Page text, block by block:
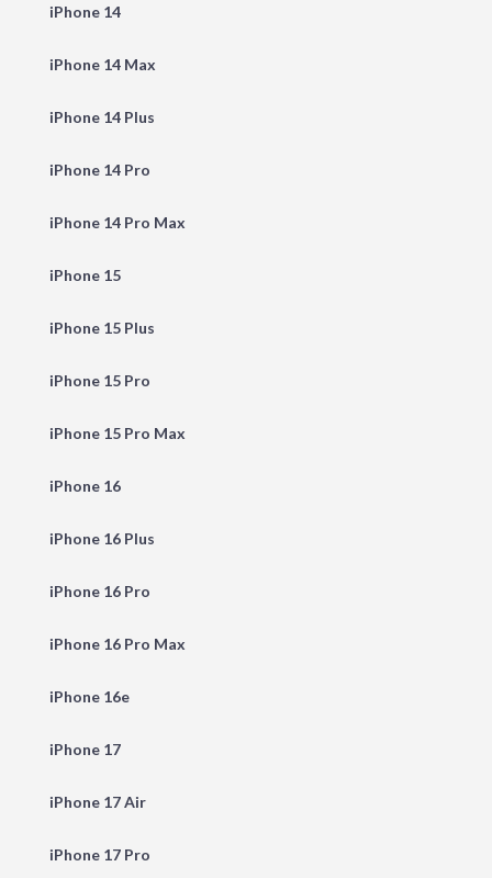
iPhone 14
iPhone 14 Max
iPhone 14 Plus
iPhone 14 Pro
iPhone 14 Pro Max
iPhone 15
iPhone 15 Plus
iPhone 15 Pro
iPhone 15 Pro Max
iPhone 16
iPhone 16 Plus
iPhone 16 Pro
iPhone 16 Pro Max
iPhone 16e
iPhone 17
iPhone 17 Air
iPhone 17 Pro